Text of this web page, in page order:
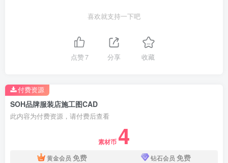
喜欢就支持一下吧
点赞7 分享 收藏
SOH品牌服装店施工图CAD
此内容为付费资源，请付费后查看
素材币 4
黄金会员 免费 钻石会员 免费
付费资源